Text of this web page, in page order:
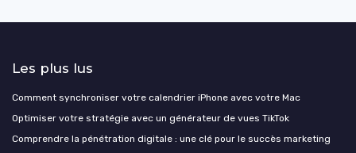
Les plus lus
Comment synchroniser votre calendrier iPhone avec votre Mac
Optimiser votre stratégie avec un générateur de vues TikTok
Comprendre la pénétration digitale : une clé pour le succès marketing